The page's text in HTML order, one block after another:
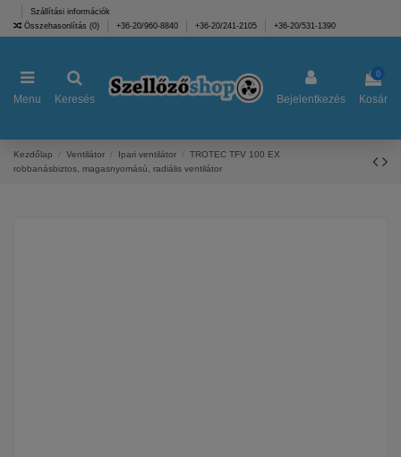
Szállítási információk
Összehasonlítás (0) +36-20/960-8840 +36-20/241-2105 +36-20/531-1390
Menu Keresés Bejelentkezés
0
Kosár
Kezdőlap Ventilátor Ipari ventilátor
TROTEC TFV 100 EX
robbanásbiztos, magasnyomású, radiális ventilátor